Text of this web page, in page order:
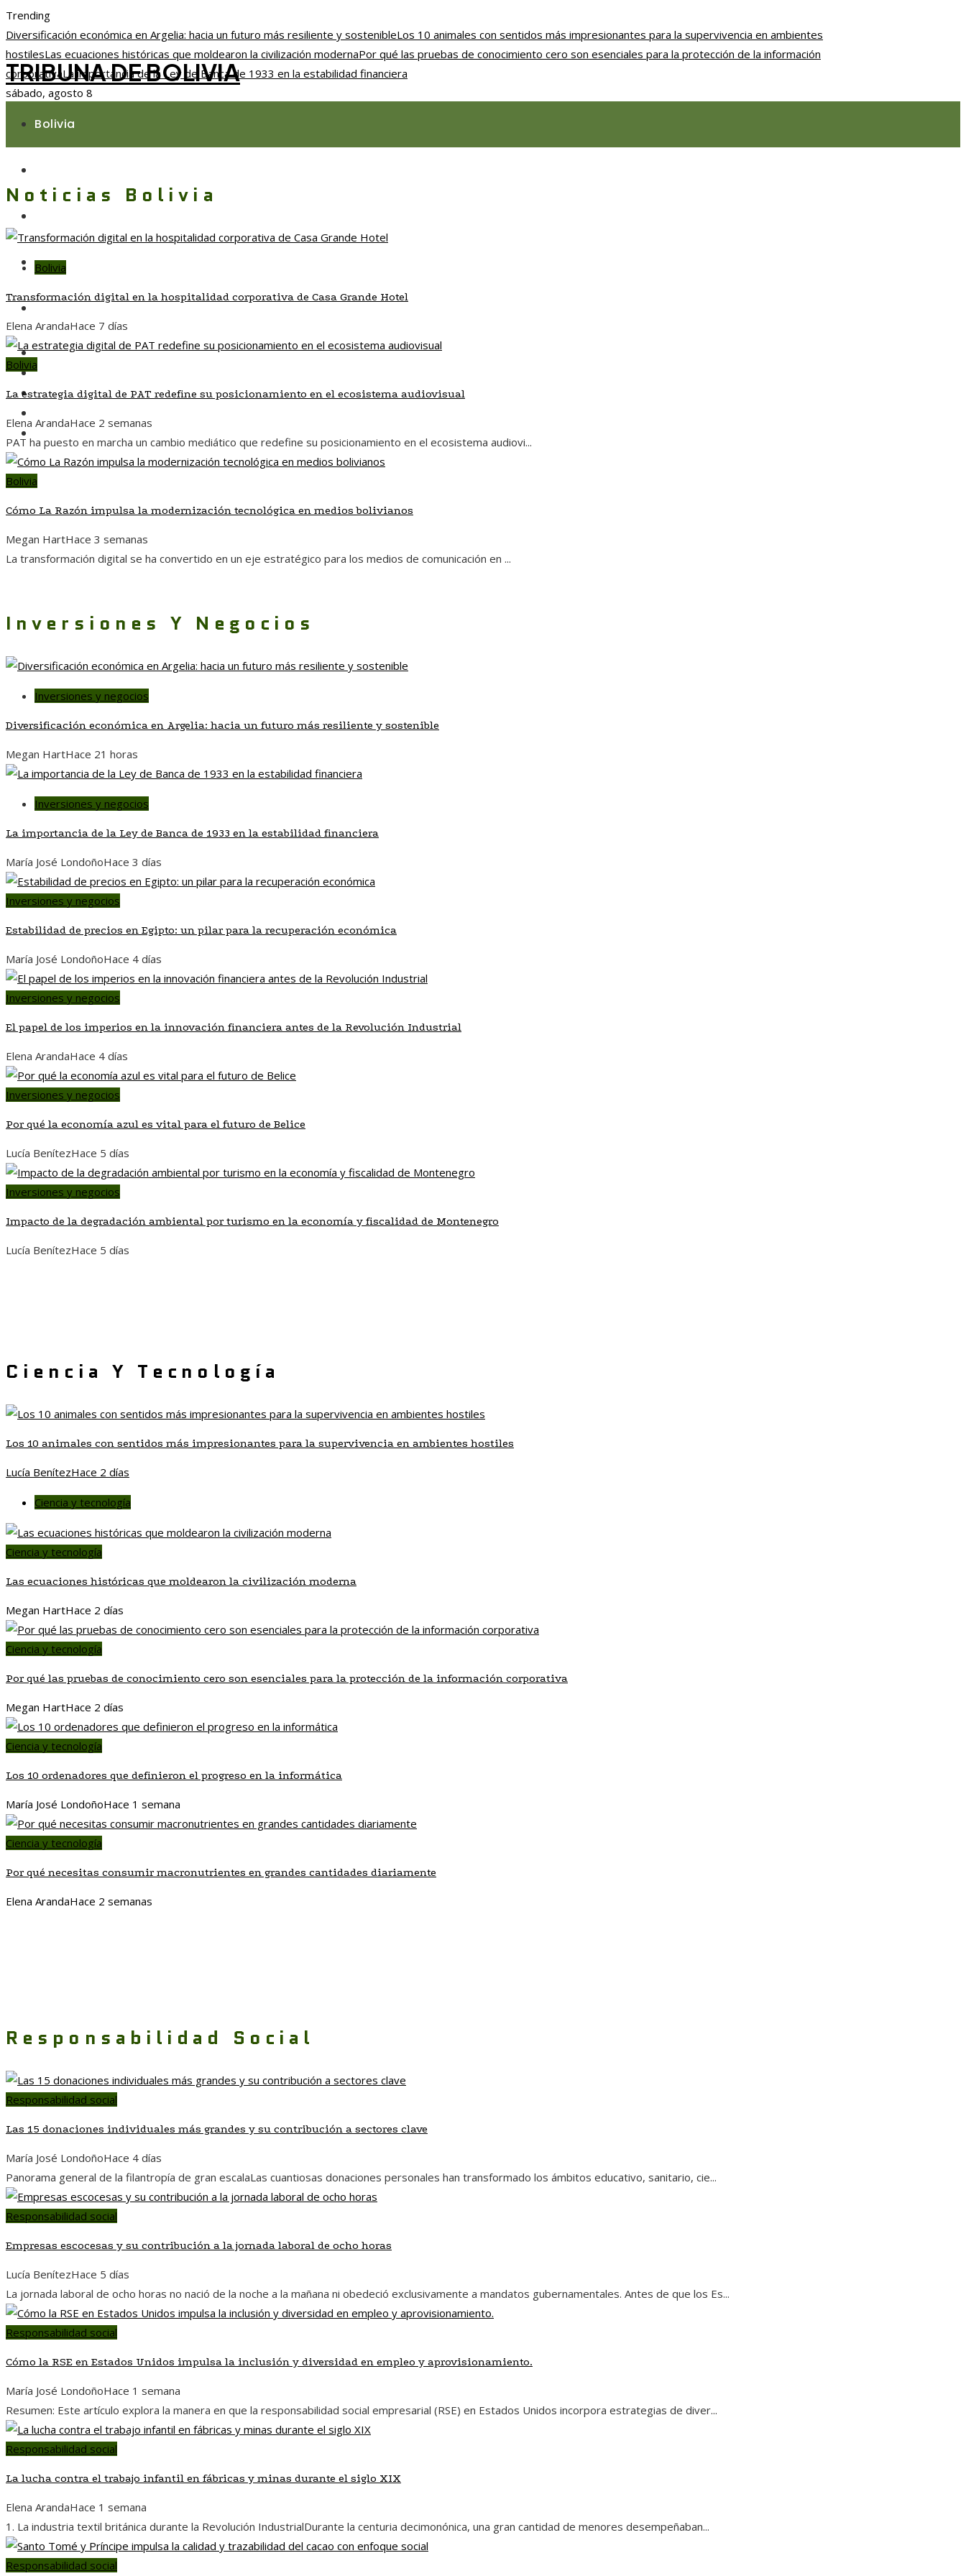
Trending
Diversificación económica en Argelia: hacia un futuro más resiliente y sostenibleLos 10 animales con sentidos más impresionantes para la supervivencia en ambientes
hostilesLas ecuaciones históricas que moldearon la civilización modernaPor qué las pruebas de conocimiento cero son esenciales para la protección de la información
corporativaLa importancia de la Ley de Banca de 1933 en la estabilidad financiera
sábado, agosto 8
TRIBUNA DE BOLIVIA
Bolivia
Cultura y ocio
Inversiones y negocios
Bolivia
Responsabilidad social
Ciencia y tecnología
Noticias Bolivia
Bolivia
Transformación digital en la hospitalidad corporativa de Casa Grande Hotel
Elena ArandaHace 7 días
Bolivia
La estrategia digital de PAT redefine su posicionamiento en el ecosistema audiovisual
Elena ArandaHace 2 semanas
PAT ha puesto en marcha un cambio mediático que redefine su posicionamiento en el ecosistema audiovi...
Bolivia
Cómo La Razón impulsa la modernización tecnológica en medios bolivianos
Megan HartHace 3 semanas
La transformación digital se ha convertido en un eje estratégico para los medios de comunicación en ...
Inversiones Y Negocios
Inversiones y negocios
Diversificación económica en Argelia: hacia un futuro más resiliente y sostenible
Megan HartHace 21 horas
Inversiones y negocios
La importancia de la Ley de Banca de 1933 en la estabilidad financiera
María José LondoñoHace 3 días
Inversiones y negocios
Estabilidad de precios en Egipto: un pilar para la recuperación económica
María José LondoñoHace 4 días
Inversiones y negocios
El papel de los imperios en la innovación financiera antes de la Revolución Industrial
Elena ArandaHace 4 días
Inversiones y negocios
Por qué la economía azul es vital para el futuro de Belice
Lucía BenítezHace 5 días
Inversiones y negocios
Impacto de la degradación ambiental por turismo en la economía y fiscalidad de Montenegro
Lucía BenítezHace 5 días
Ciencia Y Tecnología
Los 10 animales con sentidos más impresionantes para la supervivencia en ambientes hostiles
Lucía BenítezHace 2 días
Ciencia y tecnología
Ciencia y tecnología
Las ecuaciones históricas que moldearon la civilización moderna
Megan HartHace 2 días
Ciencia y tecnología
Por qué las pruebas de conocimiento cero son esenciales para la protección de la información corporativa
Megan HartHace 2 días
Ciencia y tecnología
Los 10 ordenadores que definieron el progreso en la informática
María José LondoñoHace 1 semana
Ciencia y tecnología
Por qué necesitas consumir macronutrientes en grandes cantidades diariamente
Elena ArandaHace 2 semanas
Responsabilidad Social
Responsabilidad social
Las 15 donaciones individuales más grandes y su contribución a sectores clave
María José LondoñoHace 4 días
Panorama general de la filantropía de gran escalaLas cuantiosas donaciones personales han transformado los ámbitos educativo, sanitario, cie...
Responsabilidad social
Empresas escocesas y su contribución a la jornada laboral de ocho horas
Lucía BenítezHace 5 días
La jornada laboral de ocho horas no nació de la noche a la mañana ni obedeció exclusivamente a mandatos gubernamentales. Antes de que los Es...
Responsabilidad social
Cómo la RSE en Estados Unidos impulsa la inclusión y diversidad en empleo y aprovisionamiento.
María José LondoñoHace 1 semana
Resumen: Este artículo explora la manera en que la responsabilidad social empresarial (RSE) en Estados Unidos incorpora estrategias de diver...
Responsabilidad social
La lucha contra el trabajo infantil en fábricas y minas durante el siglo XIX
Elena ArandaHace 1 semana
1. La industria textil británica durante la Revolución IndustrialDurante la centuria decimonónica, una gran cantidad de menores desempeñaban...
Responsabilidad social